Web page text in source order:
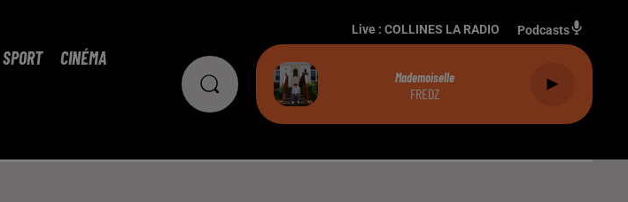
SPORT CINÉMA
Live : COLLINES LA RADIO Podcasts
Mademoiselle
FREDZ